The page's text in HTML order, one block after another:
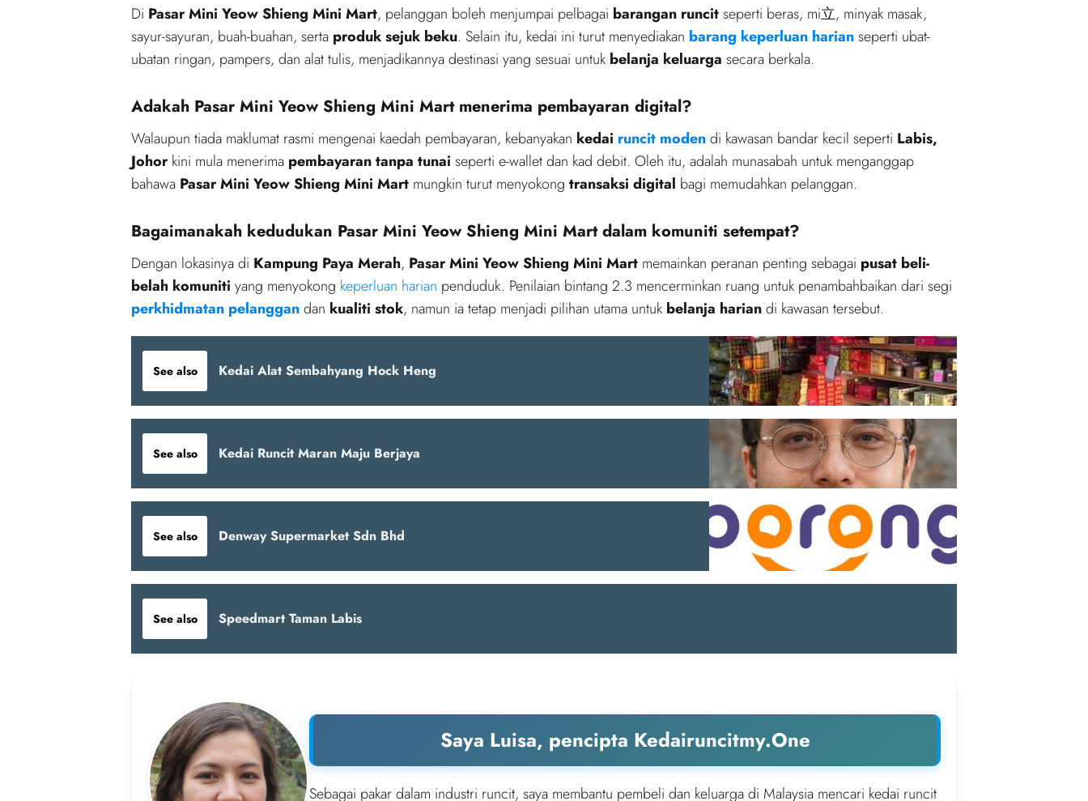
Di Pasar Mini Yeow Shieng Mini Mart, pelanggan boleh menjumpai pelbagai barangan runcitseperti beras, mi立, minyak masak,
sayur-sayuran, buah-buahan, serta produk sejuk beku. Selain itu, kedai ini turut menyediakan barang keperluan harianseperti ubat-
ubatan ringan, pampers, dan alat tulis, menjadikannya destinasi yang sesuai untuk belanja keluarga secara berkala.
Adakah Pasar Mini Yeow Shieng Mini Mart menerima pembayaran digital?
Walaupun tiada maklumat rasmi mengenai kaedah pembayaran, kebanyakan kedai runcit modendi kawasan bandar kecil seperti Labis,
Johorkini mula menerima pembayaran tanpa tunai seperti e-wallet dan kad debit. Oleh itu, adalah munasabah untuk menganggap
bahawa Pasar Mini Yeow Shieng Mini Mart mungkin turut menyokong transaksi digital bagi memudahkan pelanggan.
Bagaimanakah kedudukan Pasar Mini Yeow Shieng Mini Mart dalam komuniti setempat?
Dengan lokasinya di Kampung Paya Merah, Pasar Mini Yeow Shieng Mini Mart memainkan peranan penting sebagai pusat beli-
belah komuniti yang menyokong keperluan harian penduduk. Penilaian bintang 2.3 mencerminkan ruang untuk penambahbaikan dari segi
perkhidmatan pelanggandan kualiti stok, namun ia tetap menjadi pilihan utama untuk belanja hariandi kawasan tersebut.
See also Kedai Alat Sembahyang Hock Heng
See also Kedai Runcit Maran Maju Berjaya
See also Denway Supermarket Sdn Bhd
See also Speedmart Taman Labis
Saya Luisa, pencipta Kedairuncitmy.One
Sebagai pakar dalam industri runcit, saya membantu pembeli dan keluarga di Malaysia mencari kedai runcit